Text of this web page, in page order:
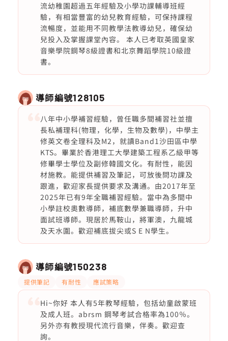
流幼稚園超過五年經驗及小學功課輔導班經
驗，有相當豐富的幼兒教育經驗，可保持課程
流暢度，並能用不同教學法教導幼兒，確保幼
兒投入及掌握課堂內容。 本人已考取英國皇家
音樂學院鋼琴8級證書和北京舞蹈學院10級證
書。
導師編號128105
八年中小學補習經驗，曾任職多間補習社並擅
長私補理科(物理，化學，生物及數學)，中學主
修英文卷全理科及M2，就讀Band1沙田區中學
KTS。畢業於香港理工大學建築工程系乙級甲等
修畢學士學位及副修韓國文化。有耐性，能因
材施教。能提供補習及筆記，可放後問功課及
跟進，歡迎家長提供要求及溝通。由2017年至
2025年已有9年全職補習經驗。當中為多間中
小學註校奧數導師，補底數學兼職導師，升中
面試班導師。現居於馬鞍山，將軍澳，九龍城
及天水圍。歡迎補底拔尖或S E N學生。
導師編號150238
提供筆記 有耐性 應試策略
Hi~你好 本人有5年教琴經驗，包括幼童啟蒙班
及成人班。abrsm 鋼琴考試合格率為100％。
另外亦有教授現代流行音樂，伴奏。歡迎查
詢。